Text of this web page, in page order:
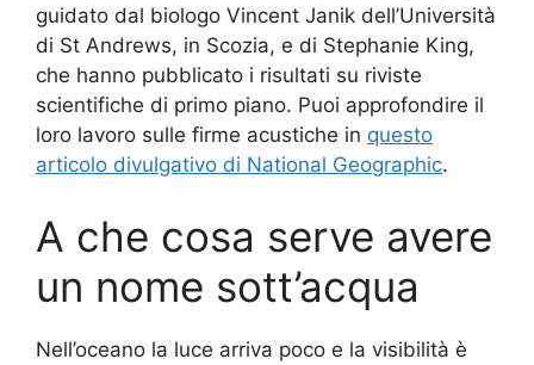
guidato dal biologo Vincent Janik dell’Università
di St Andrews, in Scozia, e di Stephanie King,
che hanno pubblicato i risultati su riviste
scientifiche di primo piano. Puoi approfondire il
loro lavoro sulle firme acustiche in questo
articolo divulgativo di National Geographic.
A che cosa serve avere
un nome sott’acqua
Nell’oceano la luce arriva poco e la visibilità è